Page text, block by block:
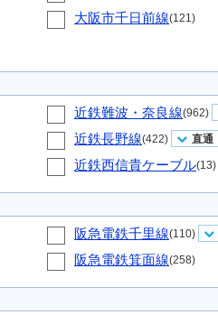
大阪市千日前線(121)
近鉄難波・奈良線(962)
近鉄長野線(422) 直通
近鉄西信貴ケーブル(13)
阪急電鉄千里線(110)
阪急電鉄箕面線(258)